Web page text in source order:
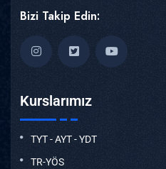
Bizi Takip Edin:
Kurslarımız
TYT - AYT - YDT
TR-YÖS